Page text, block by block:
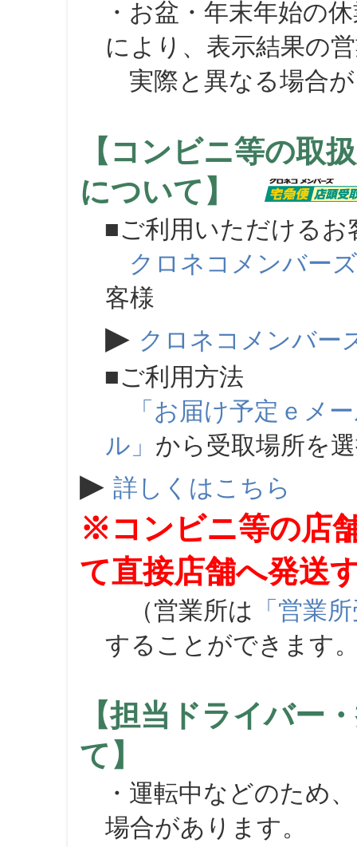
・お盆・年末年始の
により、表示結果の
実際と異なる場合が
【コンビニ等の取
について】
■ご利用いただけるお
クロネコメンバーズ
客様
▶ クロネコメンバー
■ご利用方法
「お届け予定ｅメ
ル」 から受取場所を
▶ 詳しくはこちら
※コンビニ等の店
て直接店舗へ発送
（営業所は 「営業
することができます
【担当ドライバー
て】
・運転中などのため
場合があります。